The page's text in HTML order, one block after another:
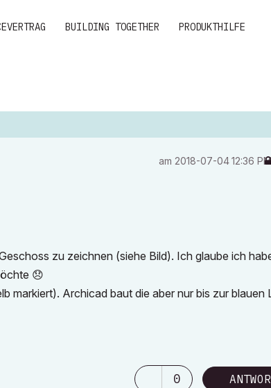
BUILDING TOGETHER PRODUKTHILFE
am ‎2018-07-0412:36 PM
zu zeichnen (siehe Bild). Ich glaube ich
😞
markiert). Archicad baut die aber nur bis zur blauen
0